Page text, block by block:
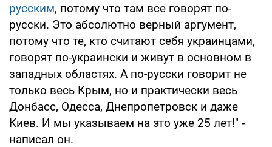
русским, потому что там все говорят по-
русски. Это абсолютно верный аргумент,
потому что те, кто считают себя украинцами,
говорят по-украински и живут в основном в
западных областях. А по-русски говорит не
только весь Крым, но и практически весь
Донбасс, Одесса, Днепропетровск и даже
Киев. И мы указываем на это уже 25 лет!" -
написал он.